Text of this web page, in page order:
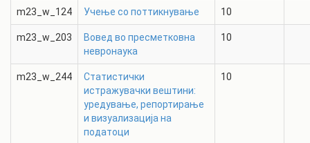
m23_w_124 Учење со поттикнување 10
m23_w_203
Вовед во пресметковна
невронаука
10
m23_w_244
Статистички
истражувачки вештини:
уредување, репортирање
и визуализација на
податоци
10